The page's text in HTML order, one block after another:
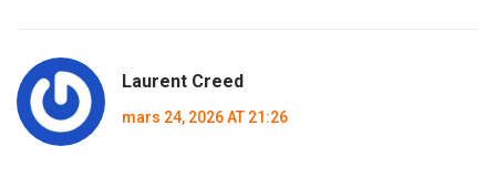
Laurent Creed
mars 24, 2026 AT 21:26